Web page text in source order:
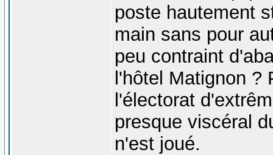
poste hautement
main sans pour
peu contraint
l'hôtel Matignon ?
l'électorat
presque viscéral
n'est joué.